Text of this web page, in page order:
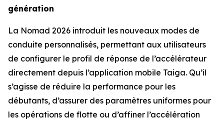
génération
La Nomad 2026 introduit les nouveaux modes de
conduite personnalisés, permettant aux utilisateurs
de configurer le profil de réponse de l’accélérateur
directement depuis l’application mobile Taiga. Qu’il
s’agisse de réduire la performance pour les
débutants, d’assurer des paramètres uniformes pour
les opérations de flotte ou d’affiner l’accélération